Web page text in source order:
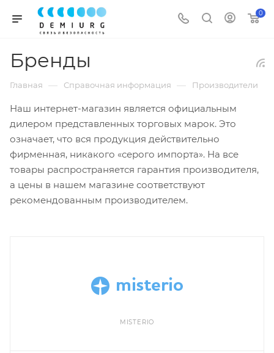
0
Бренды
Главная — Справочная информация — Производители
Наш интернет-магазин является официальным
дилером представленных торговых марок. Это
означает, что вся продукция действительно
фирменная, никакого «серого импорта». На все
товары распространяется гарантия производителя,
а цены в нашем магазине соответствуют
рекомендованным производителем.
MISTERIO